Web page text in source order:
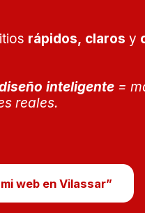
rápidos, claros y
inteligente =
reales.
web en Vilassar”